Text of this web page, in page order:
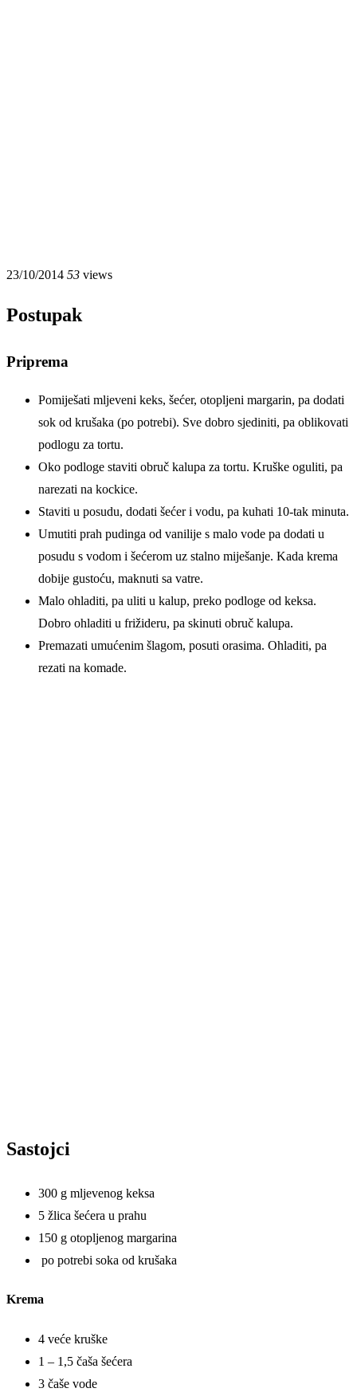
23/10/2014 53 views
Postupak
Priprema
Pomiješati mljeveni keks, šećer, otopljeni margarin, pa dodati
sok od krušaka (po potrebi). Sve dobro sjediniti, pa oblikovati
podlogu za tortu.
Oko podloge staviti obruč kalupa za tortu. Kruške oguliti, pa
narezati na kockice.
Staviti u posudu, dodati šećer i vodu, pa kuhati 10-tak minuta.
Umutiti prah pudinga od vanilije s malo vode pa dodati u
posudu s vodom i šećerom uz stalno miješanje. Kada krema
dobije gustoću, maknuti sa vatre.
Malo ohladiti, pa uliti u kalup, preko podloge od keksa.
Dobro ohladiti u frižideru, pa skinuti obruč kalupa.
Premazati umućenim šlagom, posuti orasima. Ohladiti, pa
rezati na komade.
Sastojci
300 g mljevenog keksa
5 žlica šećera u prahu
150 g otopljenog margarina
po potrebi soka od krušaka
Krema
4 veće kruške
1 – 1,5 čaša šećera
3 čaše vode